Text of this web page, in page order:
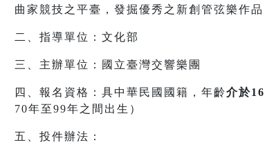
曲家競技之平臺，發掘優秀之新創管弦樂作
二、指導單位：文化部
三、主辦單位：國立臺灣交響樂團
四、報名資格：具中華民國國籍，年齡介於
70年至99年之間出生）
五、投件辦法：